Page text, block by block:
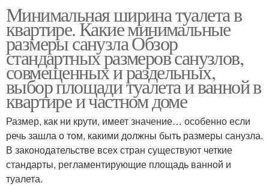
Минимальная ширина туалета в
квартире. Какие минимальные
размеры санузла Обзор
стандартных размеров санузлов,
совмещенных и раздельных,
выбор площади туалета и ванной в
квартире и частном доме
Размер, как ни крути, имеет значение… особенно если
речь зашла о том, какими должны быть размеры санузла.
В законодательстве всех стран существуют четкие
стандарты, регламентирующие площадь ванной и
туалета.